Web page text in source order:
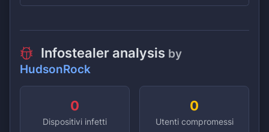
Infostealer analysis by
HudsonRock
0
Dispositivi infetti
0
Utenti compromessi